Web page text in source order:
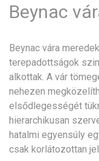
Beynac
Beynac vára
terepadottságok
alkottak. A vár
nehezen
elsődlegességét
hierarchikusan
hatalmi egyensúly
csak korlátozottan